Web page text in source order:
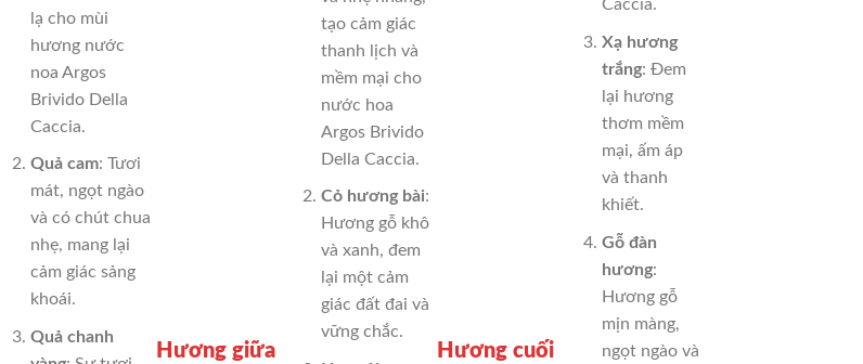
lạ cho mùi
hương nước
noa Argos
Brivido Della
Caccia.
Quả cam: Tươi
mát, ngọt ngào
và có chút chua
nhẹ, mang lại
cảm giác sảng
khoái.
Quả chanh
Hương giữa
tạo cảm giác
thanh lịch và
mềm mại cho
nước hoa
Argos Brivido
Della Caccia.
Cỏ hương bài:
Hương gỗ khô
và xanh, đem
lại một cảm
giác đất đai và
vững chắc.
Hương cuối
Caccia.
Xạ hương
trắng: Đem
lại hương
thơm mềm
mại, ấm áp
và thanh
khiết.
Gỗ đàn
hương:
Hương gỗ
mịn màng,
ngọt ngào và